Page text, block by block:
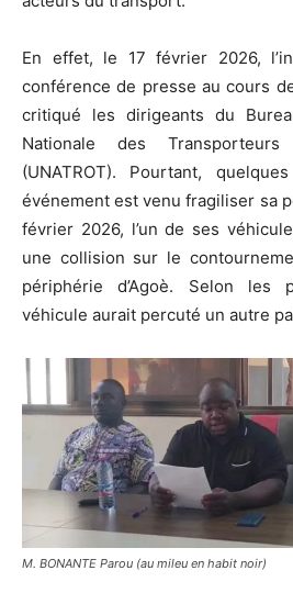
En effet, le 17 février 2026,
conférence de presse au cours
critiqué les dirigeants du
Nationale des
(UNATROT). Pourtant,
événement est venu fragiliser sa
février 2026, l’un de ses
une collision sur le
périphérie d’Agoè. Selon les
véhicule aurait percuté un autre
M. BONANTE Parou (au mileu en habit noir)